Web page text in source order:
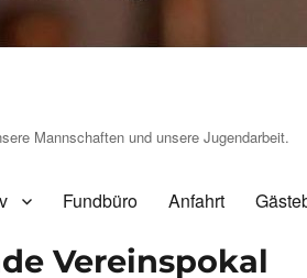
Mannschaften und unsere Jugendarbeit.
Fundbüro Anfahrt
Vereinspokal